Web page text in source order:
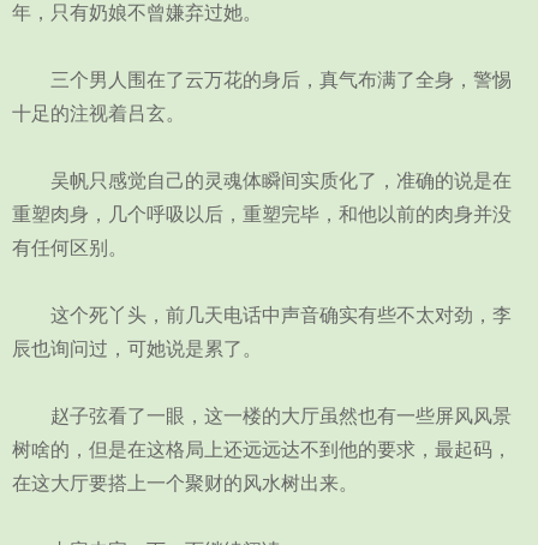
年，只有奶娘不曾嫌弃过她。
三个男人围在了云万花的身后，真气布满了全身，警惕
十足的注视着吕玄。
吴帆只感觉自己的灵魂体瞬间实质化了，准确的说是在
重塑肉身，几个呼吸以后，重塑完毕，和他以前的肉身并没
有任何区别。
这个死丫头，前几天电话中声音确实有些不太对劲，李
辰也询问过，可她说是累了。
赵子弦看了一眼，这一楼的大厅虽然也有一些屏风风景
树啥的，但是在这格局上还远远达不到他的要求，最起码，
在这大厅要搭上一个聚财的风水树出来。